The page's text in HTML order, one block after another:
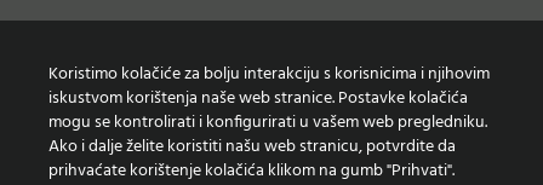
Prijavi se na naš newsletter
Koristimo kolačiće za bolju interakciju s korisnicima i njihovim
iskustvom korištenja naše web stranice. Postavke kolačića
mogu se kontrolirati i konfigurirati u vašem web pregledniku.
Ako i dalje želite koristiti našu web stranicu, potvrdite da
prihvaćate korištenje kolačića klikom na gumb "Prihvati".